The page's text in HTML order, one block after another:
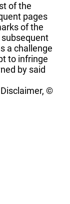
of the
pages
of the
a challenge
to infringe
by said
©